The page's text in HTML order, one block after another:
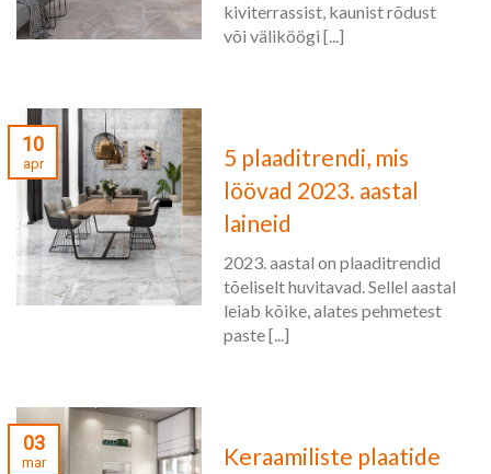
kiviterrassist, kaunist rõdust
või väliköögi [...]
10
apr
5 plaaditrendi, mis
löövad 2023. aastal
laineid
2023. aastal on plaaditrendid
tõeliselt huvitavad. Sellel aastal
leiab kõike, alates pehmetest
paste [...]
03
mar
Keraamiliste plaatide